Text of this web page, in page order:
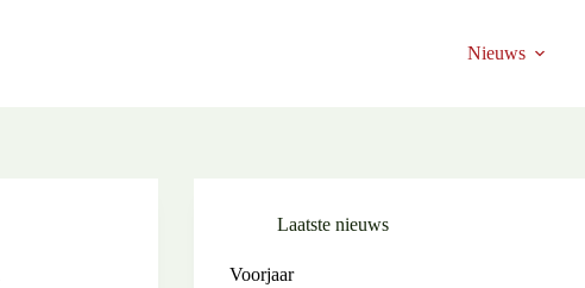
Nieuws
Laatste nieuws
Voorjaar